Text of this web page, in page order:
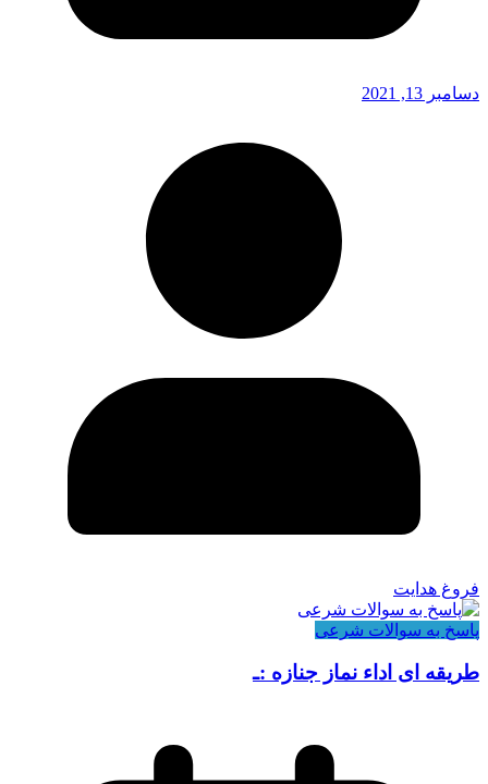
دسامبر 13, 2021
فروغ هدایت
پاسخ به سوالات شرعی
طریقه ای اداء نماز جنازه :ـ